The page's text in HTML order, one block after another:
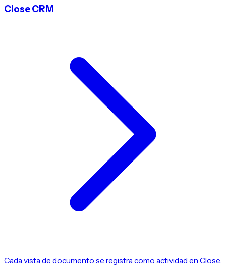
Close CRM
Cada vista de documento se registra como actividad en Close.